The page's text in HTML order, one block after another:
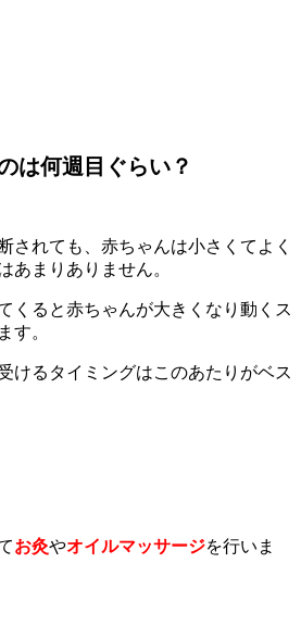
は何週目ぐらい？
されても、赤ちゃんは小さくてよく
あまりありません。
くると赤ちゃんが大きくなり動くス
す。
けるタイミングはこのあたりがベス
お灸やオイルマッサージを行いま